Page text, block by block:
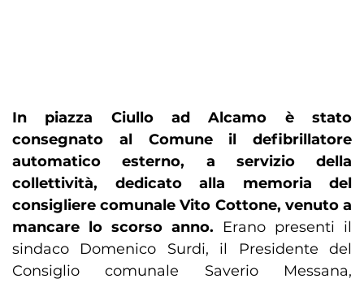
In piazza Ciullo ad Alcamo è stato
consegnato al Comune il defibrillatore
automatico esterno, a servizio della
collettività, dedicato alla memoria del
consigliere comunale Vito Cottone, venuto a
mancare lo scorso anno. Erano presenti il
sindaco Domenico Surdi, il Presidente del
Consiglio comunale Saverio Messana,